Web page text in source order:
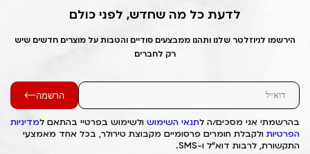
לדעת כל מה שחדש, לפני כולם
הירשמו לניוזלטר שלנו ותהנו ממבצעים סודיים והטבות על מוצרים חדשים שיש
רק לחברים
הרשמה
בהרשמתי אני מסכים/ה לתנאי השימוש ולשימוש בפרטיי בהתאם למדיניות
הפרטיות ולקבלת חומרים פרסומיים מקבוצת טירולר, בכל אחד מאמצעי
התקשורת, לרבות דוא"ל ו-SMS.